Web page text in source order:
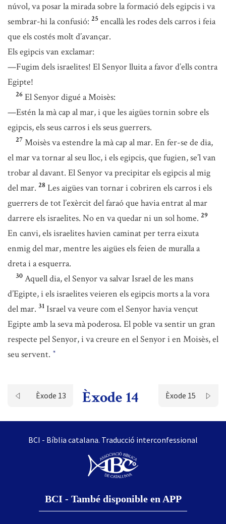
núvol, va posar la mirada sobre la formació dels egipcis i va
sembrar-hi la confusió: 25 encallà les rodes dels carros i feia
que els costés molt d’avançar.
Els egipcis van exclamar:
—Fugim dels israelites! El Senyor lluita a favor d’ells contra
Egipte!
26 El Senyor digué a Moisès:
—Estén la mà cap al mar, i que les aigües tornin sobre els
egipcis, els seus carros i els seus guerrers.
27 Moisès va estendre la mà cap al mar. En fer-se de dia,
el mar va tornar al seu lloc, i els egipcis, que fugien, se’l van
trobar al davant. El Senyor va precipitar els egipcis al mig
del mar. 28 Les aigües van tornar i cobriren els carros i els
guerrers de tot l’exèrcit del faraó que havia entrat al mar
darrere els israelites. No en va quedar ni un sol home. 29
En canvi, els israelites havien caminat per terra eixuta
enmig del mar, mentre les aigües els feien de muralla a
dreta i a esquerra.
30 Aquell dia, el Senyor va salvar Israel de les mans
d’Egipte, i els israelites veieren els egipcis morts a la vora
del mar. 31 Israel va veure com el Senyor havia vençut
Egipte amb la seva mà poderosa. El poble va sentir un gran
respecte pel Senyor, i va creure en el Senyor i en Moisès, el
seu servent. *
Èxode 13 Èxode 14 Èxode 15
BCI - Bíblia catalana. Traducció interconfessional
BCI - També disponible en APP